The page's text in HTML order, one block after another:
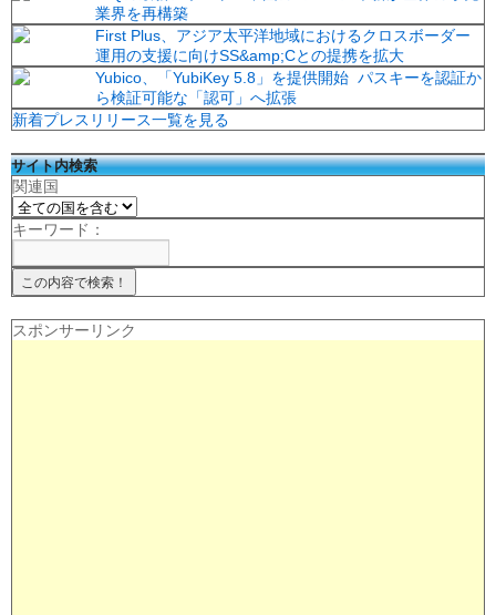
業界を再構築
First Plus、アジア太平洋地域におけるクロスボーダー
運用の支援に向けSS&amp;Cとの提携を拡大
Yubico、「YubiKey 5.8」を提供開始 パスキーを認証か
ら検証可能な「認可」へ拡張
新着プレスリリース一覧を見る
サイト内検索
関連国
キーワード：
スポンサーリンク